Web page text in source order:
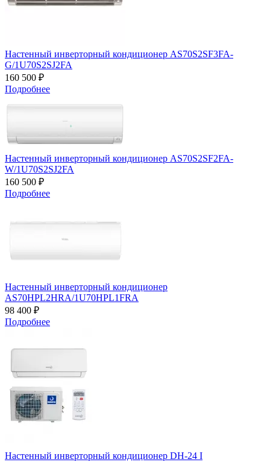
Настенный инверторный кондиционер AS70S2SF3FA-
G/1U70S2SJ2FA
160 500 ₽
Подробнее
Настенный инверторный кондиционер AS70S2SF2FA-
W/1U70S2SJ2FA
160 500 ₽
Подробнее
Настенный инверторный кондиционер
AS70HPL2HRA/1U70HPL1FRA
98 400 ₽
Подробнее
Настенный инверторный кондиционер DH-24 I